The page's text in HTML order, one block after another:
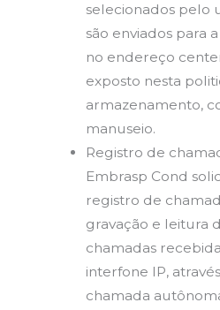
selecionados pelo
são enviados para
no endereço
exposto nesta
armazenamento,
manuseio.
Registro de
Embrasp Cond
registro de
gravação e leitura
chamadas
interfone IP,
chamada